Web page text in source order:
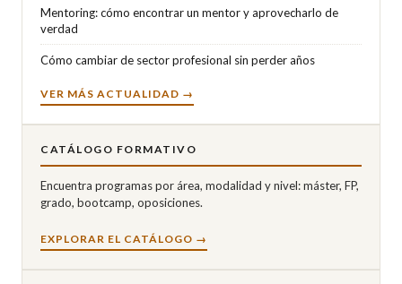
Mentoring: cómo encontrar un mentor y aprovecharlo de
verdad
Cómo cambiar de sector profesional sin perder años
VER MÁS ACTUALIDAD →
CATÁLOGO FORMATIVO
Encuentra programas por área, modalidad y nivel: máster, FP,
grado, bootcamp, oposiciones.
EXPLORAR EL CATÁLOGO →